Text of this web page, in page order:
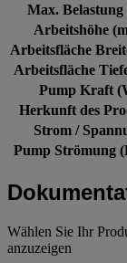
Max. Belastung
Arbeitshöhe
Arbeitsfläche
Arbeitsfläche
Pump Kraft
Herkunft des
Strom /
Pump Strömung
Wählen Sie Ihr
anzuzeigen